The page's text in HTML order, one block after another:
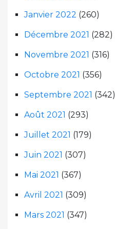
Janvier 2022 (260)
Décembre 2021 (282)
Novembre 2021 (316)
Octobre 2021 (356)
Septembre 2021 (342)
Août 2021 (293)
Juillet 2021 (179)
Juin 2021 (307)
Mai 2021 (367)
Avril 2021 (309)
Mars 2021 (347)